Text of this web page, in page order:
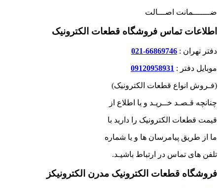
ضـــــــمانت اصـــالت
اطلاعات تماس فروشگاه قطعات الکترونیک
دفتر تهران : 66869746-021
موبایل دفتر : 09120958931
(فـروش انواع قطعات الکترونیک)
چنانچه قـصـد خــریـد و یا اطلاع از
قیمت قطعات الکترونیک را دارید با
ما از طریق پیامرسان ها و یا شماره
تلفن های تماس در ارتباط باشیـد.
فروشگاه قطعات الکترونیک مدرن الکترونیکز